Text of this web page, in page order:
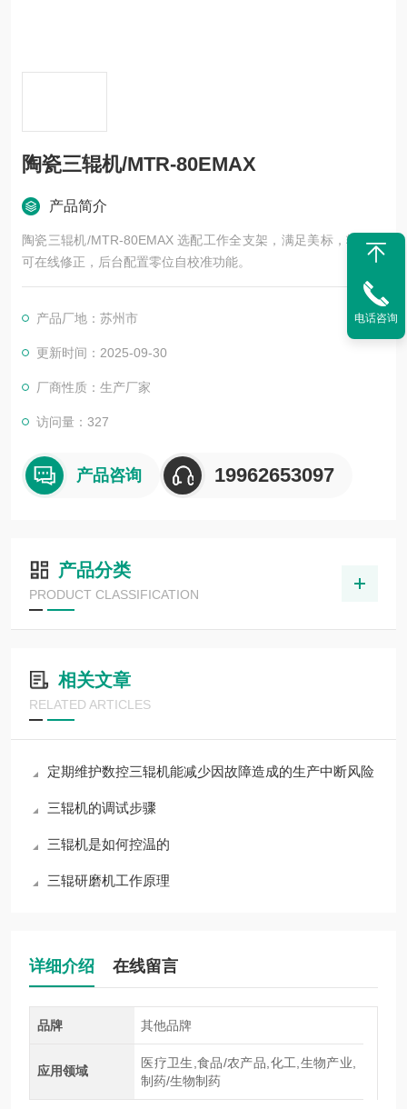
陶瓷三辊机/MTR-80EMAX
产品简介
陶瓷三辊机/MTR-80EMAX 选配工作全支架，满足美标，辊间隙
可在线修正，后台配置零位自校准功能。
产品厂地：苏州市
更新时间：2025-09-30
厂商性质：生产厂家
访问量：327
产品咨询 19962653097
产品分类
PRODUCT CLASSIFICATION
相关文章
RELATED ARTICLES
定期维护数控三辊机能减少因故障造成的生产中断风险
三辊机的调试步骤
三辊机是如何控温的
三辊研磨机工作原理
详细介绍 在线留言
品牌 其他品牌
应用领域
医疗卫生,食品/农产品,化工,生物产业,
制药/生物制药
电话咨询